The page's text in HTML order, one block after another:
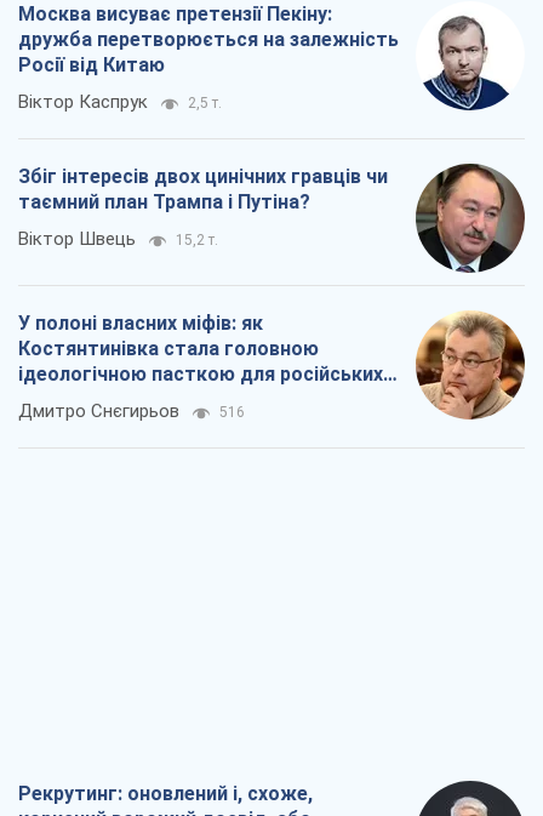
Москва висуває претензії Пекіну:
дружба перетворюється на залежність
Росії від Китаю
Віктор Каспрук 2,5 т.
Збіг інтересів двох цинічних гравців чи
таємний план Трампа і Путіна?
Віктор Швець 15,2 т.
У полоні власних міфів: як
Костянтинівка стала головною
ідеологічною пасткою для російських
окупантів
Дмитро Снєгирьов 516
Рекрутинг: оновлений і, схоже,